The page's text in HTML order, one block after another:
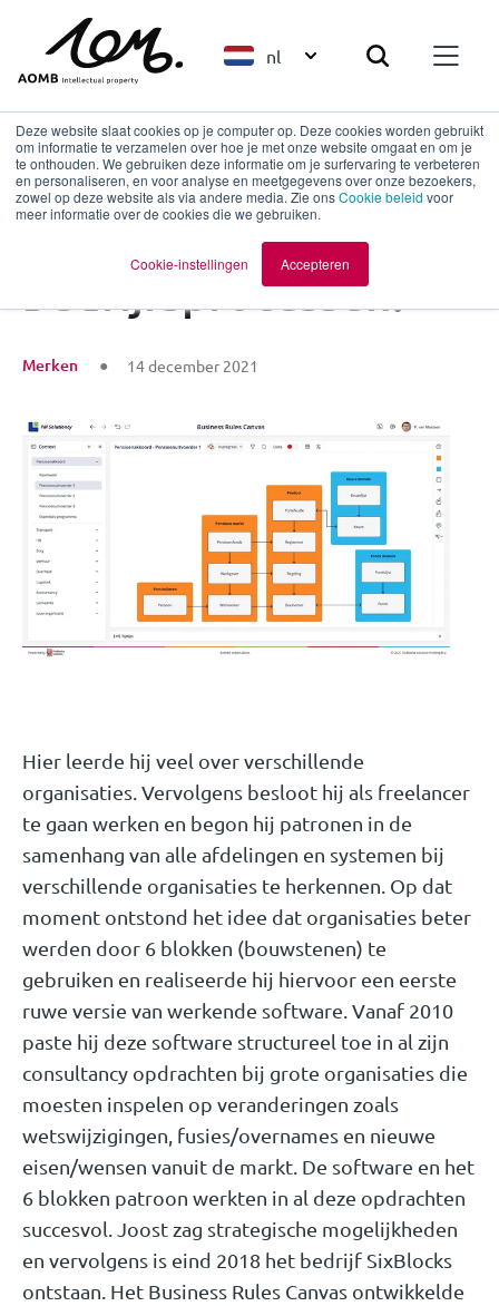
Deze website slaat cookies op je computer op. Deze cookies worden gebruikt
om informatie te verzamelen over hoe je met onze website omgaat en om je
te onthouden. We gebruiken deze informatie om je surfervaring te verbeteren
en personaliseren, en voor analyse en meetgegevens over onze bezoekers,
zowel op deze website als via andere media. Zie onsCookie beleid voor
meer informatie over de cookies die we gebruiken.
Cookie-instellingen Accepteren
nl
Terug naar overzicht
Omdenken in alle
bedrijfsprocessen!
Merken 14 december 2021
Hier leerde hij veel over verschillende
organisaties. Vervolgens besloot hij als freelancer
te gaan werken en begon hij patronen in de
samenhang van alle afdelingen en systemen bij
verschillende organisaties te herkennen. Op dat
moment ontstond het idee dat organisaties beter
werden door 6 blokken (bouwstenen) te
gebruiken en realiseerde hij hiervoor een eerste
ruwe versie van werkende software. Vanaf 2010
paste hij deze software structureel toe in al zijn
consultancy opdrachten bij grote organisaties die
moesten inspelen op veranderingen zoals
wetswijzigingen, fusies/overnames en nieuwe
eisen/wensen vanuit de markt. De software en het
6 blokken patroon werkten in al deze opdrachten
succesvol. Joost zag strategische mogelijkheden
en vervolgens is eind 2018 het bedrijf SixBlocks
ontstaan. Het Business Rules Canvas ontwikkelde